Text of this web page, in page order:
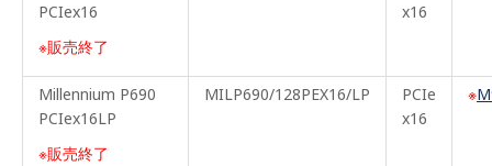
PCIex16
※販売終了
x16
Millennium P690
PCIex16LP
※販売終了
MILP690/128PEX16/LP
PCIe
x16